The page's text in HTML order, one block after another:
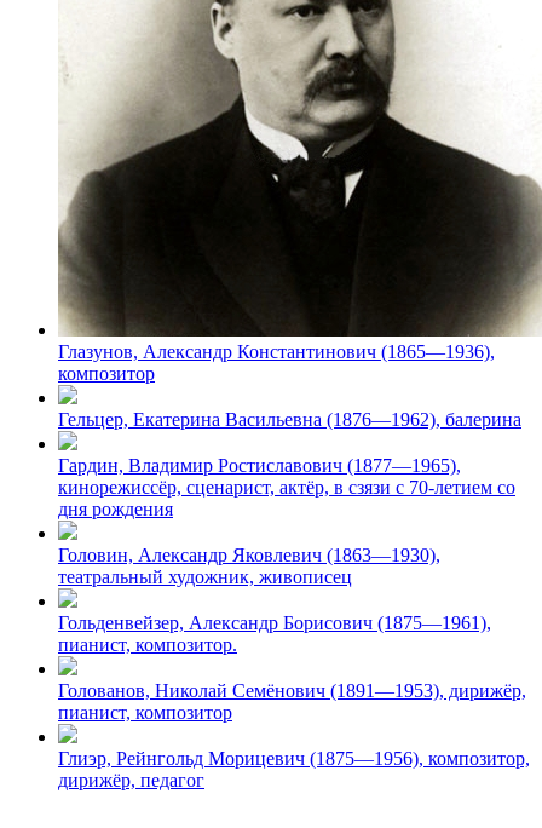
Глазунов, Александр Константинович (1865—1936),
композитор
Гельцер, Екатерина Васильевна (1876—1962), балерина
Гардин, Владимир Ростиславович (1877—1965),
кинорежиссёр, сценарист, актёр, в сзязи с 70-летием со
дня рождения
Головин, Александр Яковлевич (1863—1930),
театральный художник, живописец
Гольденвейзер, Александр Борисович (1875—1961),
пианист, композитор.
Голованов, Николай Семёнович (1891—1953), дирижёр,
пианист, композитор
Глиэр, Рейнгольд Морицевич (1875—1956), композитор,
дирижёр, педагог